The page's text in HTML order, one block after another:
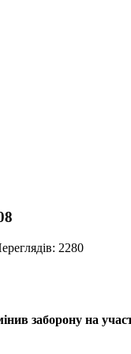
2280
заборону на